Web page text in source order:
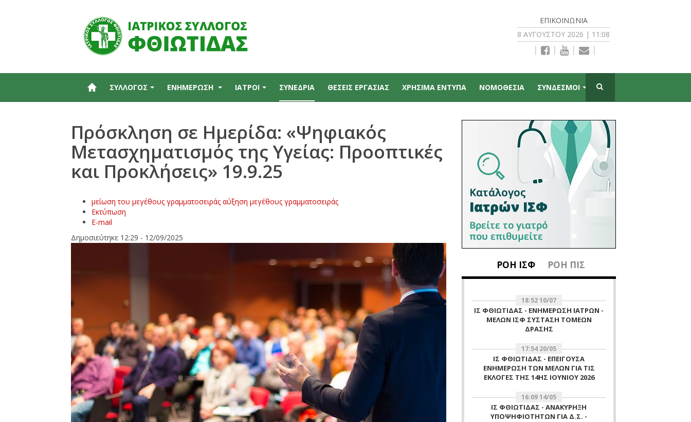
ΕΠΙΚΟΙΝΩΝΊΑ
8 ΑΥΓΟΎΣΤΟΥ 2026 | 11:08
| | | |
ΣΥΛΛΟΓΟΣ ΕΝΗΜΕΡΩΣΗ ΙΑΤΡΟΙ ΣΥΝΕΔΡΙΑ ΘΕΣΕΙΣ ΕΡΓΑΣΙΑΣ ΧΡΗΣΙΜΑ ΕΝΤΥΠΑ ΝΟΜΟΘΕΣΙΑ ΣΥΝΔΕΣΜΟΙ
Πρόσκληση σε Ημερίδα: «Ψηφιακός
Μετασχηματισμός της Υγείας: Προοπτικές
και Προκλήσεις» 19.9.25
μείωση του μεγέθους γραμματοσειράς αύξηση μεγέθους γραμματοσειράς
Εκτύπωση
E-mail
Δημοσιεύτηκε 12:29 - 12/09/2025
ΡΟΗ ΙΣΦ ΡΟΗ ΠΙΣ
18:52 10/07
ΙΣ ΦΘΙΩΤΙΔΑΣ - ΕΝΗΜΕΡΩΣΗ ΙΑΤΡΩΝ -
ΜΕΛΩΝ ΙΣΦ ΣΥΣΤΑΣΗ ΤΟΜΕΩΝ
ΔΡΑΣΗΣ
17:54 20/05
ΙΣ ΦΘΙΩΤΙΔΑΣ - ΕΠΕΙΓΟΥΣΑ
ΕΝΗΜΕΡΩΣΗ ΤΩΝ ΜΕΛΩΝ ΓΙΑ ΤΙΣ
ΕΚΛΟΓΕΣ ΤΗΣ 14ΗΣ ΙΟΥΝΙΟΥ 2026
16:09 14/05
ΙΣ ΦΘΙΩΤΙΔΑΣ - ΑΝΑΚΥΡΗΞΗ
ΥΠΟΨΗΦΙΟΤΗΤΩΝ ΓΙΑ Δ.Σ. -